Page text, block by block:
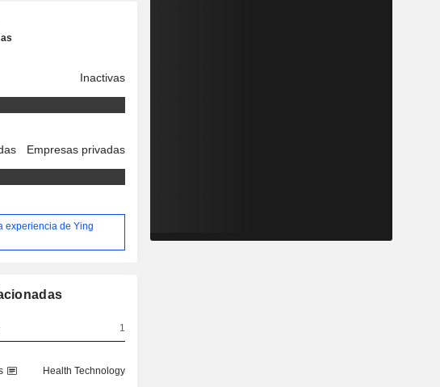
Inactivas
Empresas privadas
experiencia de Ying
1
Health Technology